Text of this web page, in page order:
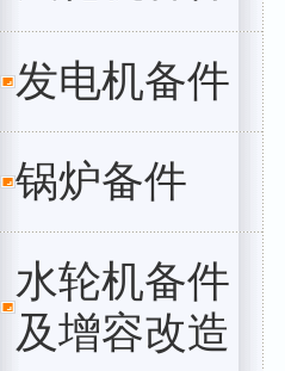
发电机备件
锅炉备件
水轮机备件
及增容改造